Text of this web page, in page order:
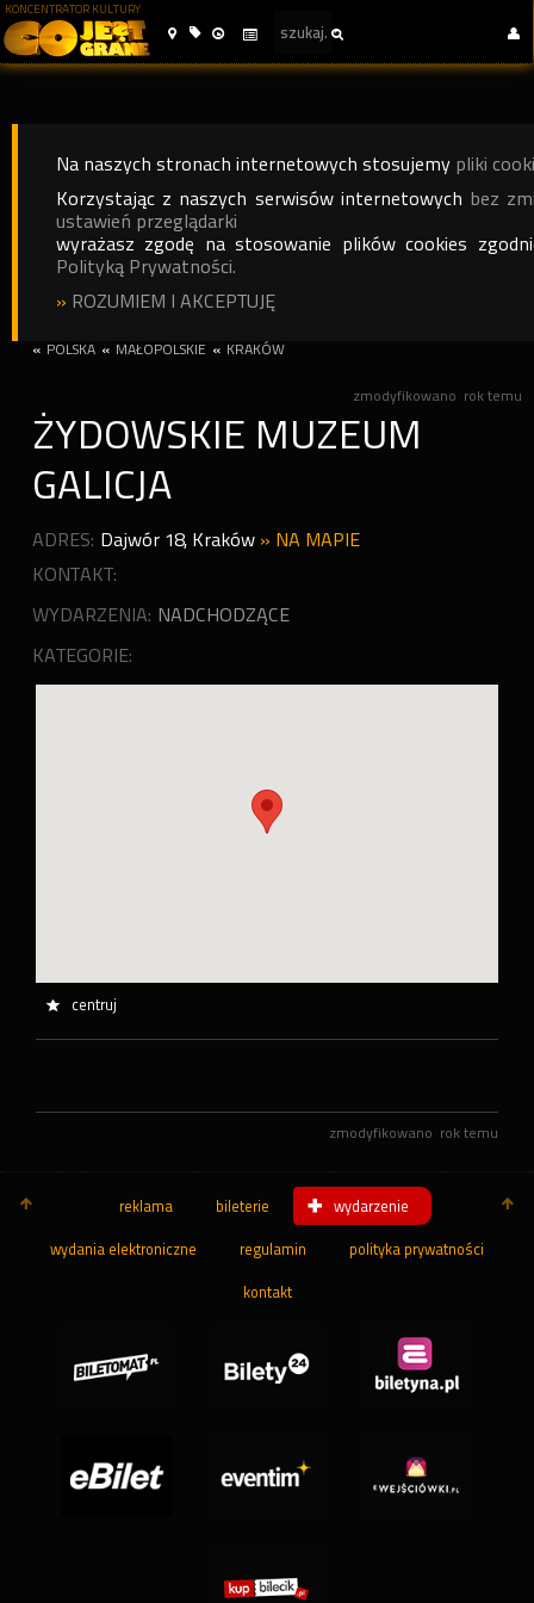
KONCENTRATOR KULTURY
Na naszych stronach internetowych stosujemy pliki
Korzystając z naszych serwisów internetowych bez
ustawień przeglądarki
wyrażasz zgodę na stosowanie plików cookies
Polityką Prywatności.
» ROZUMIEM I AKCEPTUJĘ
« POLSKA « MAŁOPOLSKIE « KRAKÓW
zmodyfikowano rok temu
ŻYDOWSKIE MUZEUM
GALICJA
ADRES: Dajwór 18, Kraków » NA MAPIE
KONTAKT:
WYDARZENIA: NADCHODZĄCE
KATEGORIE:
centruj
zmodyfikowano rok temu
reklama bileterie wydarzenie
wydania elektroniczne regulamin polityka prywatności
kontakt